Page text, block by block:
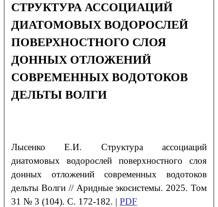
СТРУКТУРА АССОЦИАЦИЙ
ДИАТОМОВЫХ ВОДОРОСЛЕЙ
ПОВЕРХНОСТНОГО СЛОЯ
ДОННЫХ ОТЛОЖЕНИЙ
СОВРЕМЕННЫХ ВОДОТОКОВ
ДЕЛЬТЫ ВОЛГИ
ЛысенкоЕ.И.
Структура ассоциаций
диатомовых водорослей поверхностного слоя
донных отложений современных водотоков
дельты Волги // Аридные экосистемы. 2025. Том
31 № 3 (104). С. 172-182. | PDF